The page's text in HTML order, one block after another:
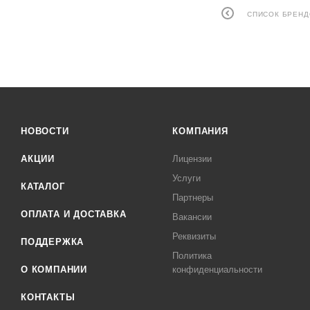
СПИСОК
НОВОСТИ
АКЦИИ
КАТАЛОГ
ОПЛАТА И ДОСТАВКА
ПОДДЕРЖКА
О КОМПАНИИ
КОНТАКТЫ
КОМПАНИЯ
Лицензии
Услуги
Партнеры
Вакансии
Реквизиты
Политика
конфиденциальности